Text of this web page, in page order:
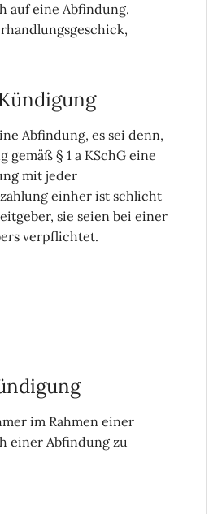
auf eine Abfindung.
Abfindung, es sei denn,
gemäß § 1 a KSchG eine
mit jeder
einher ist schlicht
sie seien bei einer
verpflichtet.
im Rahmen einer
einer Abfindung zu